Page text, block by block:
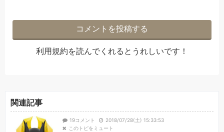
利用規約を読んでくれるとうれしいです！
関連記事
19コメント
2018/07/28(土) 15:33:53
このトピをミュート